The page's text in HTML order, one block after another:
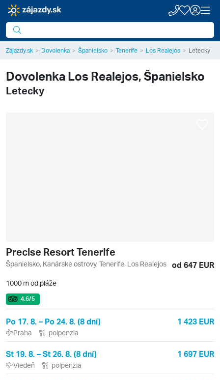
Zájazdy.sk Dovolenka Španielsko Tenerife Los Realejos Letecky
Dovolenka Los Realejos, Španielsko
Letecky
Precise Resort Tenerife
Španielsko, Kanárske ostrovy, Tenerife, Los Realejos od 647 EUR
1000 m od pláže
4.6/5
Po 17. 8. – Po 24. 8. (8 dní) 1 423 EUR
Praha polpenzia
St 19. 8. – St 26. 8. (8 dní) 1 697 EUR
Viedeň polpenzia